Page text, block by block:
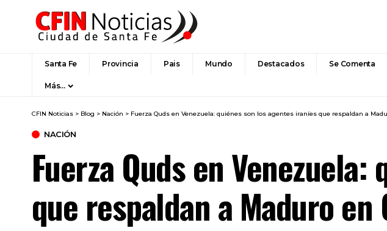
Santa Fe Provincia Pais Mundo Destacados Se Comenta
Más…
CFIN Noticias > Blog > Nación > Fuerza Quds en Venezuela: quiénes son los agentes iraníes que respaldan a
NACIÓN
Fuerza Quds en
que respaldan a Maduro en